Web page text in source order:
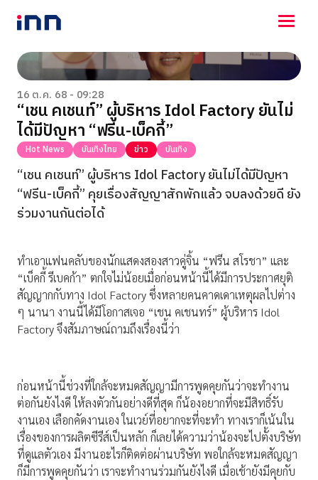
NEWS
ENTERTAINMENT
LIFESTYLE
HOROSCOPE
LOTTERY
VIDEO
ร่วมด้วยช่วยกัน
16 ต.ค. 68 - 09:28
“เชน คเชนท์” ผู้บริหาร Idol Factory ยันไม่
ได้มีปัญหา “ฟรีน-เบ็คกี้”
Hot News บันเทิงไทย ข่าว บันเทิง
“เชน คเชนท์” ผู้บริหาร Idol Factory ยันไม่ได้มีปัญหา
“ฟรีน-เบ็คกี้” คุยเรื่องสัญญาสักพักแล้ว จบลงด้วยดี ยัง
ร่วมงานกันต่อได้
ทำเอาแฟนคลับของนักแสดงสองสาวคู่จิ้น “ฟรีน สโรชา” และ
“เบ็คกี้ รีเบคก้า” ตกใจไม่น้อยเมื่อก่อนหน้านี้ได้มีการประกาศยุติ
สัญญากกับทาง Idol Factory ซึ่งหลายคนคาดเดาเหตุผลไปต่าง
ๆ นานา งานนี้ได้มีโอกาสเจอ “เชน คเชนทร์” ผู้บริหาร Idol
Factory จึงสัมภาษณ์ถามถึงเรื่องนี้ว่า
ก่อนหน้านี้ช่วงที่ใกล้จะหมดสัญญามีการพูดคุยกันว่าจะทำงาน
ต่อกันยังไงดี ให้ลงตัวกันอย่างดีที่สุด ก็น้องอยากที่จะมีสิทธิ์รับ
งานเอง เลือกคัดงานเอง ในเวย์ที่อยากจะที่จะทำ ทางเราก็เน้นใน
เรื่องของการผลิตซีรีส์เป็นหลัก ก็เลยได้ความว่าน้องจะไปตั้งบริษัท
ที่ดูแลตัวเอง มีงานอะไรก็ติดต่อผ่านบริษัท พอใกล้จะหมดสัญญา
ก็มีการพูดคุยกันว่า เราจะทำงานร่วมกันยังไงดี เมื่อเช้ายังมีคุยกับ